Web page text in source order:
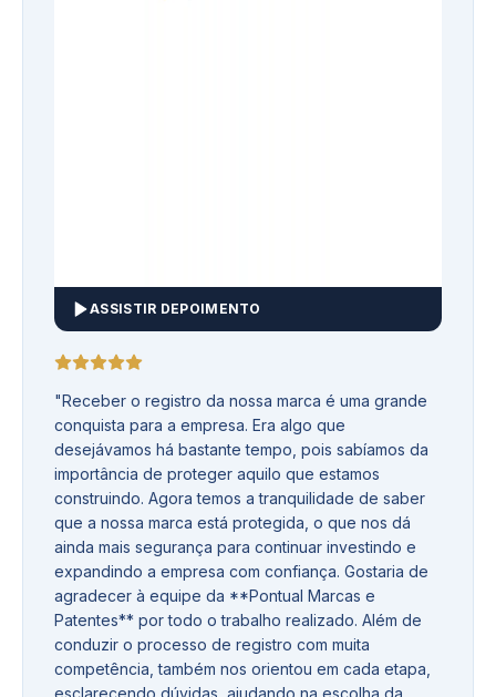
ASSISTIR DEPOIMENTO
"Receber o registro da nossa marca é uma grande
conquista para a empresa. Era algo que
desejávamos há bastante tempo, pois sabíamos da
importância de proteger aquilo que estamos
construindo. Agora temos a tranquilidade de saber
que a nossa marca está protegida, o que nos dá
ainda mais segurança para continuar investindo e
expandindo a empresa com confiança. Gostaria de
agradecer à equipe da **Pontual Marcas e
Patentes** por todo o trabalho realizado. Além de
conduzir o processo de registro com muita
competência, também nos orientou em cada etapa,